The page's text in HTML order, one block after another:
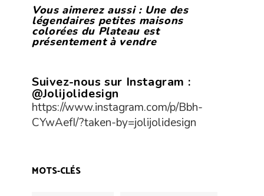
Vous aimerez aussi : Une des
légendaires petites maisons
colorées du Plateau est
présentement à vendre
Suivez-nous sur Instagram :
@Jolijolidesign
https://www.instagram.com/p/Bbh-
CYwAefI/?taken-by=jolijolidesign
MOTS-CLÉS